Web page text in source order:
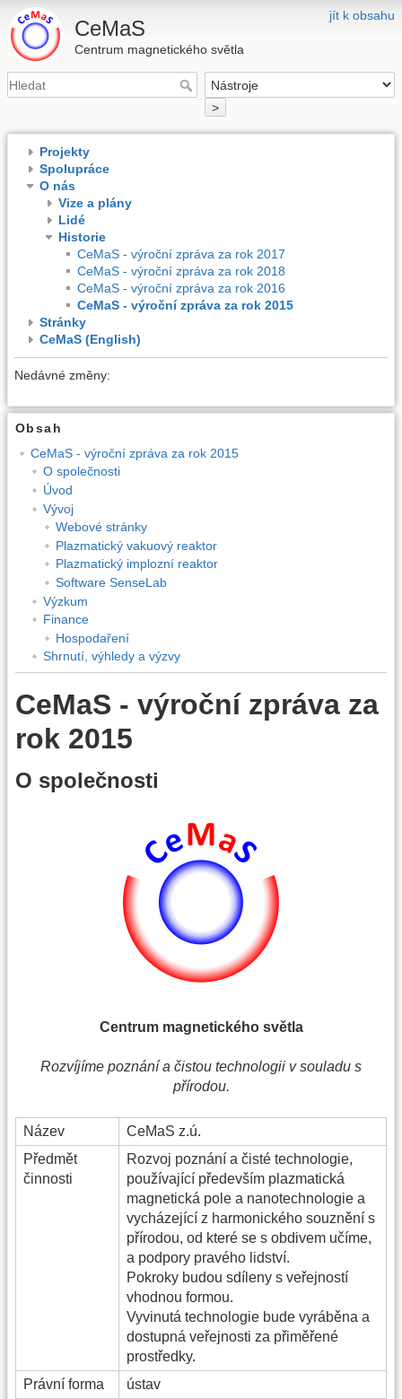
jít k obsahu
CeMaS
Centrum magnetického světla
>
Projekty
Spolupráce
O nás
Vize a plány
Lidé
Historie
CeMaS - výroční zpráva za rok 2017
CeMaS - výroční zpráva za rok 2018
CeMaS - výroční zpráva za rok 2016
CeMaS - výroční zpráva za rok 2015
Stránky
CeMaS (English)
Nedávné změny:
Obsah
CeMaS - výroční zpráva za rok 2015
O společnosti
Úvod
Vývoj
Webové stránky
Plazmatický vakuový reaktor
Plazmatický implozní reaktor
Software SenseLab
Výzkum
Finance
Hospodaření
Shrnutí, výhledy a výzvy
CeMaS - výroční zpráva za
rok 2015
O společnosti
Centrum magnetického světla
Rozvíjíme poznání a čistou technologii v souladu s
přírodou.
Název
CeMaS z.ú.
Předmět
činnosti
Rozvoj poznání a čisté technologie,
používající především plazmatická
magnetická pole a nanotechnologie a
vycházející z harmonického souznění s
přírodou, od které se s obdivem učíme,
a podpory pravého lidství.
Pokroky budou sdíleny s veřejností
vhodnou formou.
Vyvinutá technologie bude vyráběna a
dostupná veřejnosti za přiměřené
prostředky.
Právní forma
ústav